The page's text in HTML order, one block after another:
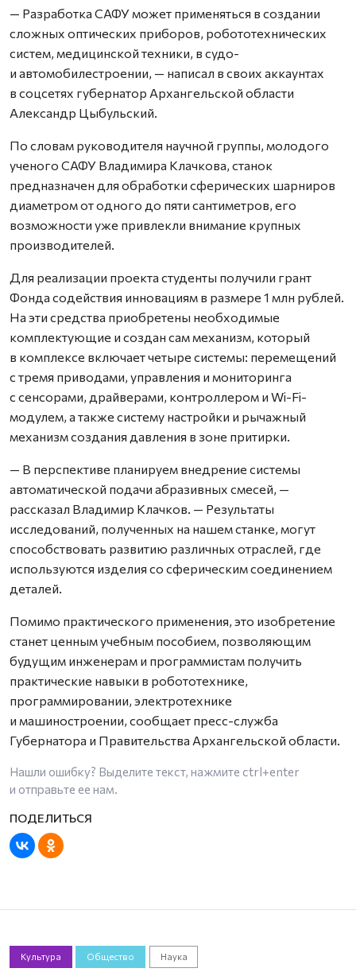
— Разработка САФУ может применяться в создании
сложных оптических приборов, робототехнических
систем, медицинской техники, в судо-
и автомобилестроении, — написал в своих аккаунтах
в соцсетях губернатор Архангельской области
Александр Цыбульский.
По словам руководителя научной группы, молодого
ученого САФУ Владимира Клачкова, станок
предназначен для обработки сферических шарниров
диаметром от одного до пяти сантиметров, его
возможности уже привлекли внимание крупных
производителей.
Для реализации проекта студенты получили грант
Фонда содействия инновациям в размере 1 млн рублей.
На эти средства приобретены необходимые
комплектующие и создан сам механизм, который
в комплексе включает четыре системы: перемещений
с тремя приводами, управления и мониторинга
с сенсорами, драйверами, контроллером и Wi-Fi-
модулем, а также систему настройки и рычажный
механизм создания давления в зоне притирки.
— В перспективе планируем внедрение системы
автоматической подачи абразивных смесей, —
рассказал Владимир Клачков. — Результаты
исследований, полученных на нашем станке, могут
способствовать развитию различных отраслей, где
используются изделия со сферическим соединением
деталей.
Помимо практического применения, это изобретение
станет ценным учебным пособием, позволяющим
будущим инженерам и программистам получить
практические навыки в робототехнике,
программировании, электротехнике
и машиностроении, сообщает пресс-служба
Губернатора и Правительства Архангельской области.
Нашли ошибку? Выделите текст, нажмите ctrl+enter
и отправьте ее нам.
Культура Общество Наука